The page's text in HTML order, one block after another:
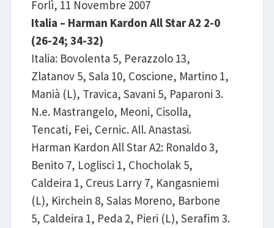
Forlì, 11 Novembre 2007
Italia – Harman Kardon All Star A2 2-0
(26-24; 34-32)
Italia: Bovolenta 5, Perazzolo 13,
Zlatanov 5, Sala 10, Coscione, Martino 1,
Manià (L), Travica, Savani 5, Paparoni 3.
N.e. Mastrangelo, Meoni, Cisolla,
Tencati, Fei, Cernic. All. Anastasi.
Harman Kardon All Star A2: Ronaldo 3,
Benito 7, Loglisci 1, Chocholak 5,
Caldeira 1, Creus Larry 7, Kangasniemi
(L), Kirchein 8, Salas Moreno, Barbone
5, Caldeira 1, Peda 2, Pieri (L), Serafim 3.